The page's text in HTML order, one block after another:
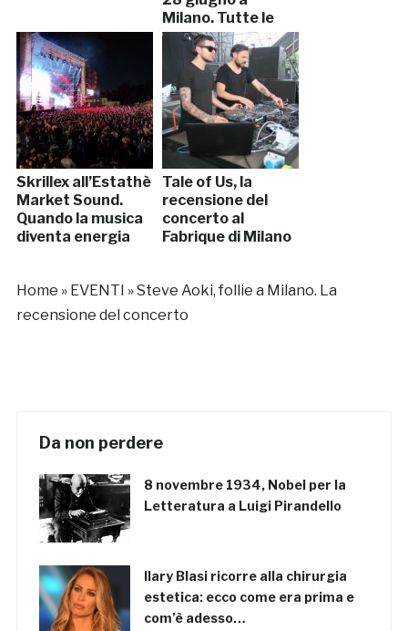
Milano. Tutte le
info
Skrillex all’Estathè
Market Sound.
Quando la musica
diventa energia
Tale of Us, la
recensione del
concerto al
Fabrique di Milano
Home » EVENTI »Steve Aoki, follie a Milano. La
recensione del concerto
Da non perdere
8 novembre 1934, Nobel per la
Letteratura a Luigi Pirandello
Ilary Blasi ricorre alla chirurgia
estetica: ecco come era prima e
com’è adesso…